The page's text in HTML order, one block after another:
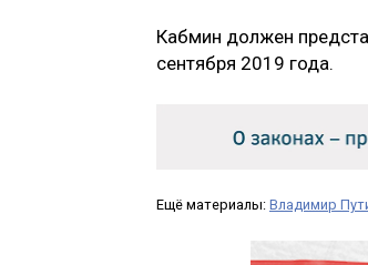
Кабмин должен
сентября 2019 года.
Ещё материалы: Владимир